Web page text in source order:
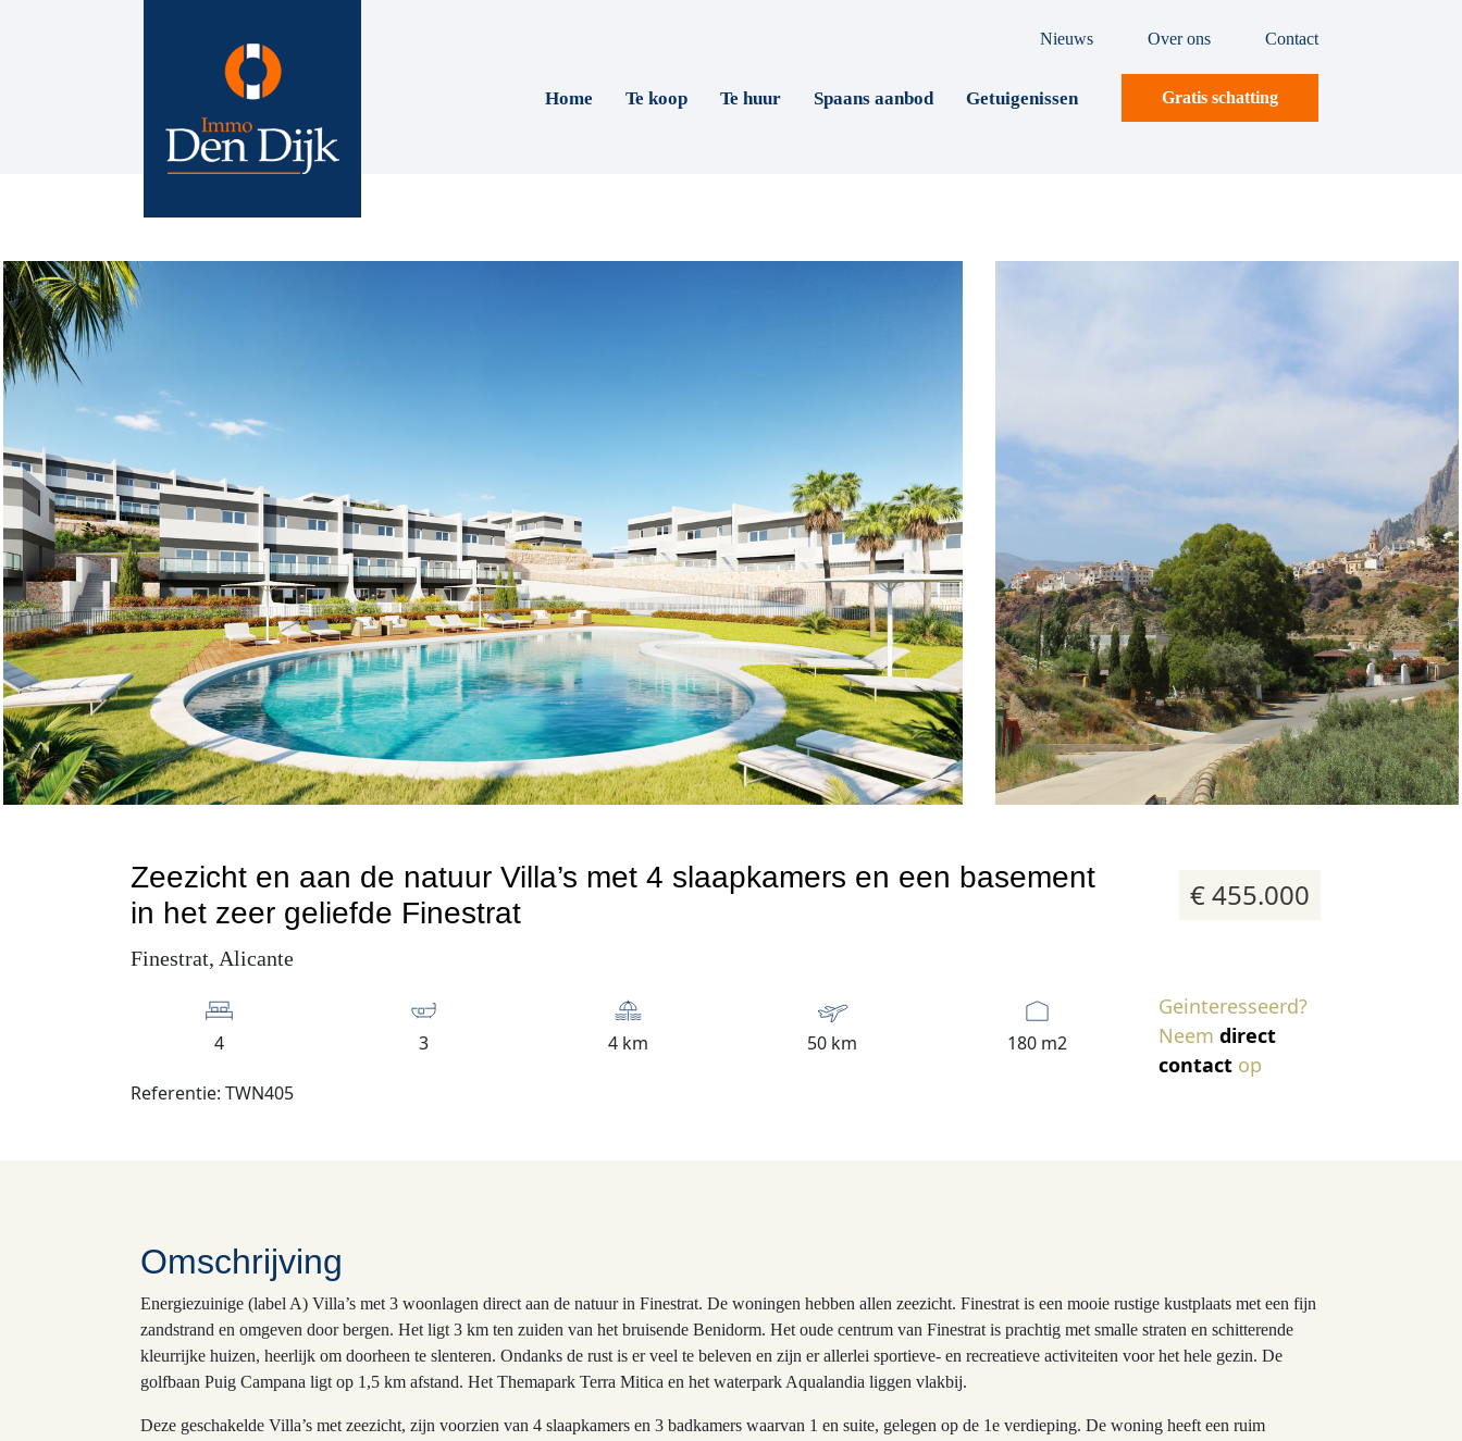
Nieuws Over ons Contact
Home Te koop Te huur Spaans aanbod Getuigenissen Gratis schatting
19 foto's
Zeezicht en aan de natuur Villa’s met 4 slaapkamers en een basement
in het zeer geliefde Finestrat
Finestrat, Alicante
€ 455.000
4 3 4 km 50 km 180 m2
Geinteresseerd?
Neem direct
contactop
Referentie: TWN405
Omschrijving
Energiezuinige (label A) Villa’s met 3 woonlagen direct aan de natuur in Finestrat. De woningen hebben allen zeezicht. Finestrat is een mooie rustige kustplaats met een fijn
zandstrand en omgeven door bergen. Het ligt 3 km ten zuiden van het bruisende Benidorm. Het oude centrum van Finestrat is prachtig met smalle straten en schitterende
kleurrijke huizen, heerlijk om doorheen te slenteren. Ondanks de rust is er veel te beleven en zijn er allerlei sportieve- en recreatieve activiteiten voor het hele gezin. De
golfbaan Puig Campana ligt op 1,5 km afstand. Het Themapark Terra Mitica en het waterpark Aqualandia liggen vlakbij.
Deze geschakelde Villa’s met zeezicht, zijn voorzien van 4 slaapkamers en 3 badkamers waarvan 1 en suite, gelegen op de 1e verdieping. De woning heeft een ruim